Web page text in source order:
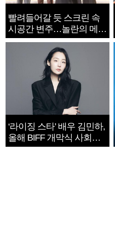
빨려들어갈 듯 스크린 속
시공간 변주…놀란의 메시
지는 ‘전쟁 속죄’
‘라이징 스타’ 배우 김민하,
올해 BIFF 개막식 사회자
확정